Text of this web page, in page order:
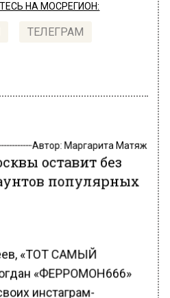
НА МОСРЕГИОН:
ТЕЛЕГРАМ
Автор:Маргарита Матяж
оставит без
популярных
«ТОТ САМЫЙ
«ФЕРРОМОН666»
инстаграм-